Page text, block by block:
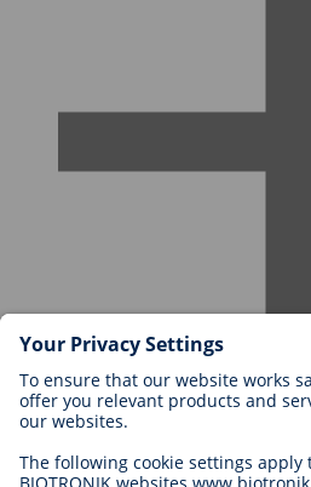
Karriere bei BIOTRONIK
Einstieg
Bewerbung
Karrierechancen